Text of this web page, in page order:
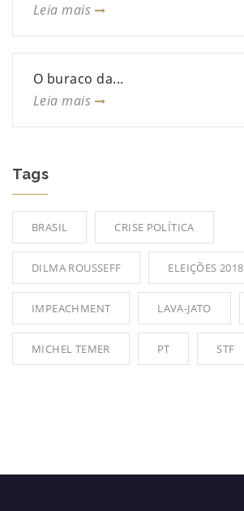
Leia mais
O buraco da...
Leia mais
Tags
BRASIL CRISE POLÍTICA
DILMA ROUSSEFF ELEIÇÕES 2018
IMPEACHMENT LAVA-JATO
MICHEL TEMER PT STF